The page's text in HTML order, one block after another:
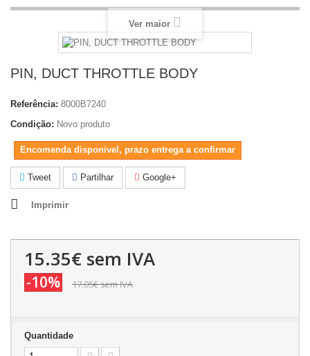
Ver maior
PIN, DUCT THROTTLE BODY
Referência: 8000B7240
Condição: Novo produto
Encomenda disponivel, prazo entrega a confirmar
Tweet Partilhar Google+
Imprimir
15.35€ sem IVA
-10% 17.05€sem IVA
Quantidade